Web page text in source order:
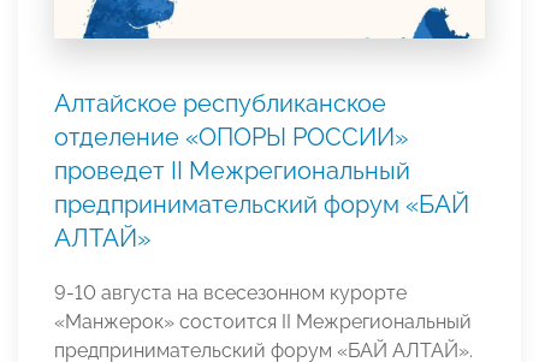
Алтайское республиканское
отделение «ОПОРЫ РОССИИ»
проведет II Межрегиональный
предпринимательский форум «БАЙ
АЛТАЙ»
9-10 августа на всесезонном курорте
«Манжерок» состоится II Межрегиональный
предпринимательский форум «БАЙ АЛТАЙ».